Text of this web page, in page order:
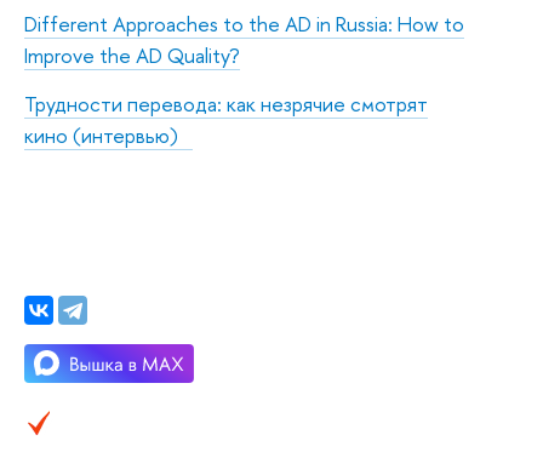
Different Approaches to the AD in Russia: How to
Improve the AD Quality?
Трудности перевода: как незрячие смотрят
кино (интервью)